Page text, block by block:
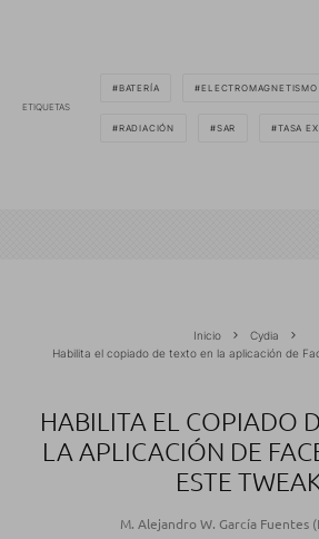
ETIQUETAS
BATERÍA ELECTROMAGNETISMO
RADIACIÓN SAR TASA
Inicio
Cydia
Habilita el copiado de texto en la aplicación de
HABILITA EL COPIADO
LA APLICACIÓN DE
ESTE
M. Alejandro W. García Fuentes